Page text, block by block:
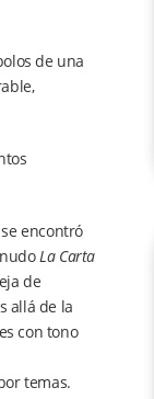
de una
encontró
La Carta
de
allá de la
con tono
temas.